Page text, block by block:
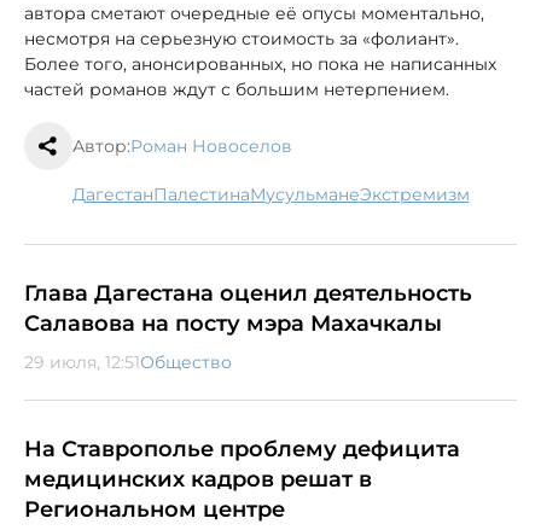
автора сметают очередные её опусы моментально,
несмотря на серьезную стоимость за «фолиант».
Более того, анонсированных, но пока не написанных
частей романов ждут с большим нетерпением.
Автор:Роман Новоселов
Дагестан Палестина мусульмане экстремизм
Глава Дагестана оценил деятельность
Салавова на посту мэра Махачкалы
29 июля, 12:51Общество
На Ставрополье проблему дефицита
медицинских кадров решат в
Региональном центре